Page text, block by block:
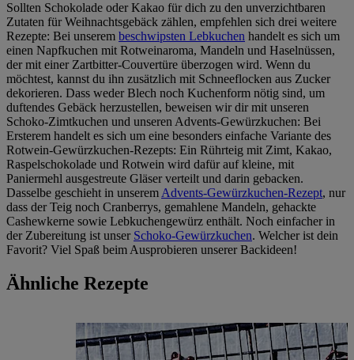
Sollten Schokolade oder Kakao für dich zu den unverzichtbaren
Zutaten für Weihnachtsgebäck zählen, empfehlen sich drei weitere
Rezepte: Bei unserem beschwipsten Lebkuchen handelt es sich um
einen Napfkuchen mit Rotweinaroma, Mandeln und Haselnüssen,
der mit einer Zartbitter-Couvertüre überzogen wird. Wenn du
möchtest, kannst du ihn zusätzlich mit Schneeflocken aus Zucker
dekorieren. Dass weder Blech noch Kuchenform nötig sind, um
duftendes Gebäck herzustellen, beweisen wir dir mit unseren
Schoko-Zimtkuchen und unseren Advents-Gewürzkuchen: Bei
Ersterem handelt es sich um eine besonders einfache Variante des
Rotwein-Gewürzkuchen-Rezepts: Ein Rührteig mit Zimt, Kakao,
Raspelschokolade und Rotwein wird dafür auf kleine, mit
Paniermehl ausgestreute Gläser verteilt und darin gebacken.
Dasselbe geschieht in unserem Advents-Gewürzkuchen-Rezept, nur
dass der Teig noch Cranberrys, gemahlene Mandeln, gehackte
Cashewkerne sowie Lebkuchengewürz enthält. Noch einfacher in
der Zubereitung ist unser Schoko-Gewürzkuchen. Welcher ist dein
Favorit? Viel Spaß beim Ausprobieren unserer Backideen!
Ähnliche Rezepte